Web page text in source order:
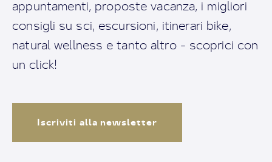
appuntamenti, proposte vacanza, i migliori
consigli su sci, escursioni, itinerari bike,
natural wellness e tanto altro - scoprici con
un click!
Iscriviti alla newsletter